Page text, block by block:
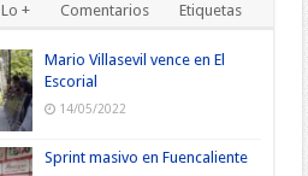
Lo + Comentarios Etiquetas
Mario Villasevil vence en El
Escorial
14/05/2022
Sprint masivo en Fuencaliente